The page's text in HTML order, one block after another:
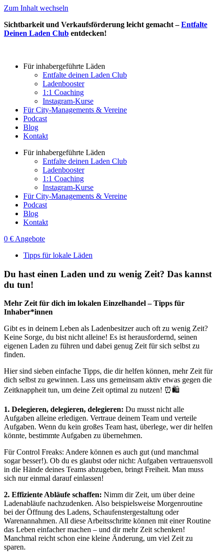
Zum Inhalt wechseln
Sichtbarkeit und Verkaufsförderung leicht gemacht –Entfalte
Deinen Laden Club entdecken!
Für inhabergeführte Läden
Entfalte deinen Laden Club
Ladenbooster
1:1 Coaching
Instagram-Kurse
Für City-Managements & Vereine
Podcast
Blog
Kontakt
Für inhabergeführte Läden
Entfalte deinen Laden Club
Ladenbooster
1:1 Coaching
Instagram-Kurse
Für City-Managements & Vereine
Podcast
Blog
Kontakt
0 € Angebote
Tipps für lokale Läden
Du hast einen Laden und zu wenig Zeit? Das kannst
du tun!
Mehr Zeit für dich im lokalen Einzelhandel – Tipps für
Inhaber*innen
Gibt es in deinem Leben als Ladenbesitzer auch oft zu wenig Zeit?
Keine Sorge, du bist nicht alleine! Es ist herausfordernd, seinen
eigenen Laden zu führen und dabei genug Zeit für sich selbst zu
finden.
Hier sind sieben einfache Tipps, die dir helfen können, mehr Zeit für
dich selbst zu gewinnen. Lass uns gemeinsam aktiv etwas gegen die
Zeitknappheit tun, um deine Zeit optimal zu nutzen! ⏰🛍️
1. Delegieren, delegieren, delegieren: Du musst nicht alle
Aufgaben alleine erledigen. Vertraue deinem Team und verteile
Aufgaben. Wenn du kein großes Team hast, überlege, wer dir helfen
könnte, bestimmte Aufgaben zu übernehmen.
Für Control Freaks: Andere können es auch gut (und manchmal
sogar besser!). Ob du es glaubst oder nicht: Aufgaben vertrauensvoll
in die Hände deines Teams abzugeben, bringt Freiheit. Man muss
sich nur einmal darauf einlassen!
2. Effiziente Abläufe schaffen: Nimm dir Zeit, um über deine
Ladenabläufe nachzudenken. Also beispielsweise Morgenroutine
bei der Öffnung des Ladens, Schaufenstergestaltung oder
Warenannahmen. All diese Arbeitsschritte können mit einer Routine
das Leben einfacher machen – und dir mehr Zeit schenken!
Manchmal reicht schon eine kleine Änderung, um viel Zeit zu
sparen.